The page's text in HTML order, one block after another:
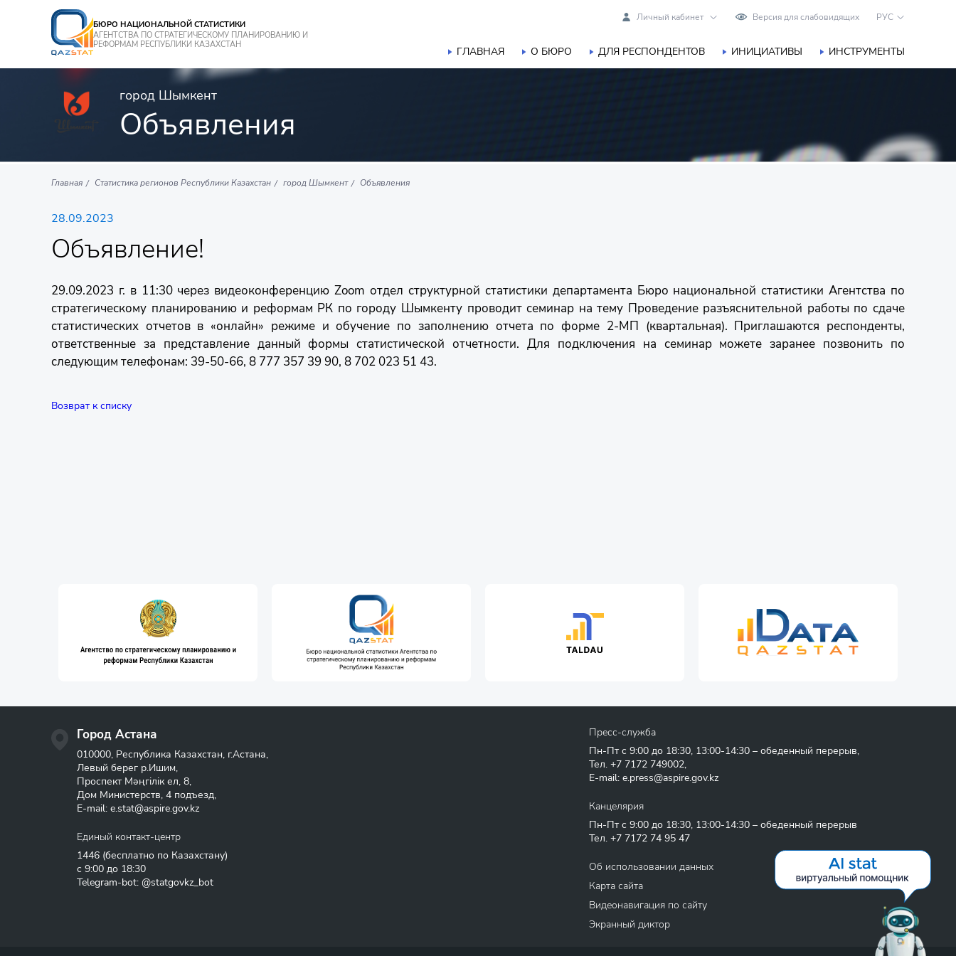
БЮРО НАЦИОНАЛЬНОЙ СТАТИСТИКИ
АГЕНТСТВА ПО СТРАТЕГИЧЕСКОМУ ПЛАНИРОВАНИЮ И
РЕФОРМАМ РЕСПУБЛИКИ КАЗАХСТАН
Личный кабинет Версия для слабовидящих РУС
ГЛАВНАЯ О БЮРО ДЛЯ РЕСПОНДЕНТОВ ИНИЦИАТИВЫ ИНСТРУМЕНТЫ
город Шымкент
Объявления
Главная Статистика регионов Республики Казахстан город Шымкент Объявления
28.09.2023
Объявление!
29.09.2023 г. в 11:30 через видеоконференцию Zoom отдел структурной статистики департамента Бюро национальной статистики Агентства по
стратегическому планированию и реформам РК по городу Шымкенту проводит семинар на тему Проведение разъяснительной работы по сдаче
статистических отчетов в «онлайн» режиме и обучение по заполнению отчета по форме 2-МП (квартальная). Приглашаются респонденты,
ответственные за представление данный формы статистической отчетности. Для подключения на семинар можете заранее позвонить по
следующим телефонам: 39-50-66, 8 777 357 39 90, 8 702 023 51 43.
Возврат к списку
Город Астана
010000, Республика Казахстан, г.Астана,
Левый берег р.Ишим,
Проспект Мәңгілік ел, 8,
Дом Министерств, 4 подъезд,
E-mail: e.stat@aspire.gov.kz
Единый контакт-центр
1446 (бесплатно по Казахстану)
с 9:00 до 18:30
Telegram-bot: @statgovkz_bot
Пресс-служба
Пн-Пт с 9:00 до 18:30, 13:00-14:30 – обеденный перерыв,
Тел. +7 7172 749002,
E-mail: e.press@aspire.gov.kz
Канцелярия
Пн-Пт с 9:00 до 18:30, 13:00-14:30 – обеденный перерыв
Тел. +7 7172 74 95 47
Об использовании данных
Карта сайта
Видеонавигация по сайту
Экранный диктор